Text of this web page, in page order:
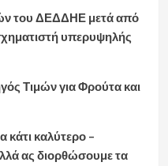
του ΔΕΔΔΗΕ μετά από
υπερυψηλής
Τιμών για Φρούτα και
κάτι καλύτερο –
ας διορθώσουμε τα